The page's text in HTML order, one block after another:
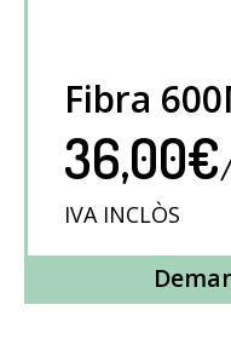
Fibra
36,00€
IVA INCLÒS